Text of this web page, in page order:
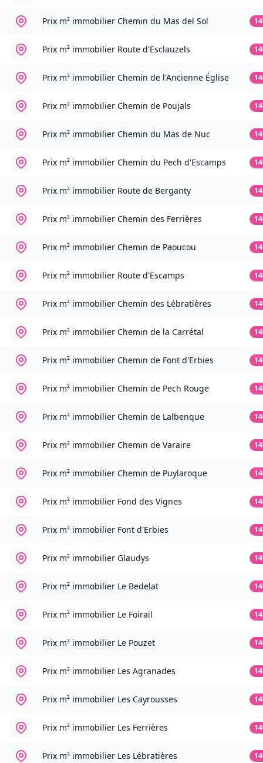
Prix m² immobilier Chemin du Mas del Sol
Prix m² immobilier Route d'Esclauzels
Prix m² immobilier Chemin de l'Ancienne Église
Prix m² immobilier Chemin de Poujals
Prix m² immobilier Chemin du Mas de Nuc
Prix m² immobilier Chemin du Pech d'Escamps
Prix m² immobilier Route de Berganty
Prix m² immobilier Chemin des Ferrières
Prix m² immobilier Chemin de Paoucou
Prix m² immobilier Route d'Escamps
Prix m² immobilier Chemin des Lébratières
Prix m² immobilier Chemin de la Carrétal
Prix m² immobilier Chemin de Font d'Erbies
Prix m² immobilier Chemin de Pech Rouge
Prix m² immobilier Chemin de Lalbenque
Prix m² immobilier Chemin de Varaire
Prix m² immobilier Chemin de Puylaroque
Prix m² immobilier Fond des Vignes
Prix m² immobilier Font d'Erbies
Prix m² immobilier Glaudys
Prix m² immobilier Le Bedelat
Prix m² immobilier Le Foirail
Prix m² immobilier Le Pouzet
Prix m² immobilier Les Agranades
Prix m² immobilier Les Cayrousses
Prix m² immobilier Les Ferrières
Prix m² immobilier Les Lébratières